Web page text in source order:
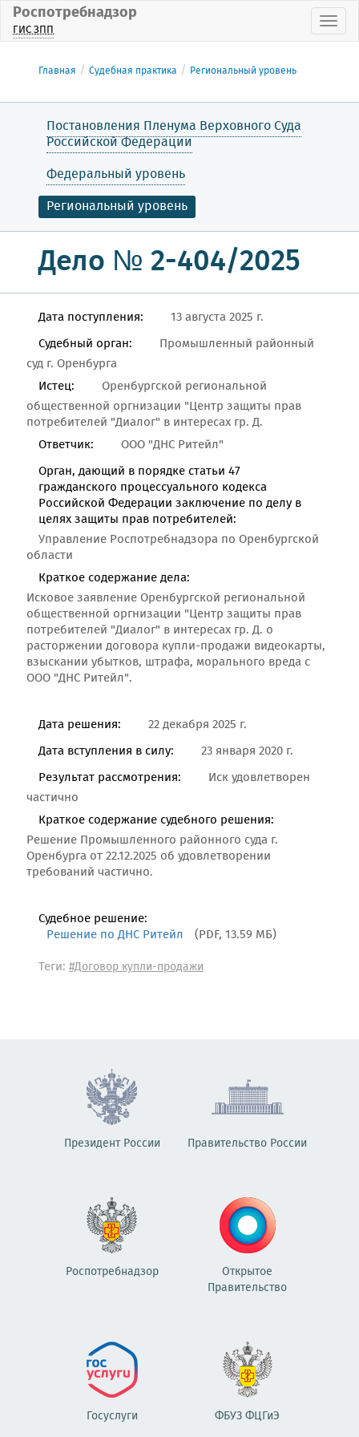
Роспотребнадзор
ГИС ЗПП
Главная Судебная практика Региональный уровень
Постановления Пленума Верховного Суда
Российской Федерации
Федеральный уровень
Региональный уровень
Дело № 2-404/2025
Дата поступления:
13 августа 2025 г.
Судебный орган:
Промышленный районный
суд г. Оренбурга
Истец:
Оренбургской региональной
общественной оргнизации "Центр защиты прав
потребителей "Диалог" в интересах гр. Д.
Ответчик:
ООО "ДНС Ритейл"
Орган, дающий в порядке статьи 47
гражданского процессуального кодекса
Российской Федерации заключение по делу в
целях защиты прав потребителей:
Управление Роспотребнадзора по Оренбургской
области
Краткое содержание дела:
Исковое заявление Оренбургской региональной
общественной оргнизации "Центр защиты прав
потребителей "Диалог" в интересах гр. Д. о
расторжении договора купли-продажи видеокарты,
взыскании убытков, штрафа, морального вреда с
ООО "ДНС Ритейл".
Дата решения:
22 декабря 2025 г.
Дата вступления в силу:
23 января 2020 г.
Результат рассмотрения:
Иск удовлетворен
частично
Краткое содержание судебного решения:
Решение Промышленного районного суда г.
Оренбурга от 22.12.2025 об удовлетворении
требований частично.
Судебное решение:
Решение по ДНС Ритейл
(PDF, 13.59 МБ)
Теги: #Договор купли-продажи
Президент России Правительство России
Роспотребнадзор
Открытое
Правительство
Госуслуги ФБУЗ ФЦГиЭ